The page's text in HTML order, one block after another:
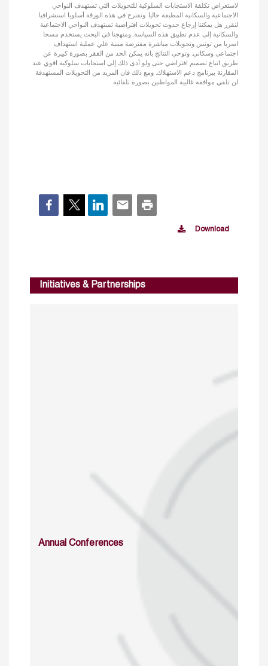
لاستعراض تكلفة الاستجابات السلوكية للتحويلات التي تستهدف النواحي
الاجتماعية والسكانية المطبقة حاليا. ونقترح في هذه الورقة أسلوبا استشرافيا
لنقرر هل يمكننا إرجاع حدوث تحويلات افتراضية تستهدف النواحي الاجتماعية
والسكانية إلى عدم تطبيق هذه السياسة. ومنهجنا في البحث يستخدم مسحا
اسريا من تونس وتحويلات مباشرة مفترضة مبنية علي عملية استهداف
اجتماعي وسكاني. وتوحي النتائج بانه يمكن الحد من الفقر بصورة كبيرة عن
طريق اتباع تصميم افتراضي حتى ولو أدى ذلك إلى استجابات سلوكية اقوي عند
المقارنة ببرنامج دعم الاستهلاك. ومع ذلك فان المزيد من التحويلات المستهدفة
لن تلقي موافقة غالبية المواطنين بصورة تلقائية
Download
Initiatives & Partnerships
Annual Conferences